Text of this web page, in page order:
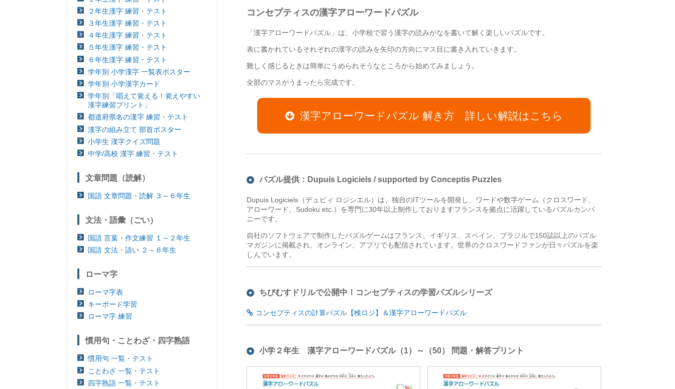
コンセプティスの漢字アローワードパズル
「漢字アローワードパズル」は、小学校で習う漢字の読みがなを書いて解く楽しいパズルです。
表に書かれているそれぞれの漢字の読みを矢印の方向にマス目に書き入れていきます。
難しく感じるときは簡単にうめられそうなところから始めてみましょう。
全部のマスがうまったら完成です。
漢字アローワードパズル 解き方 詳しい解説はこちら
パズル提供：Dupuis Logiciels / supported by Conceptis Puzzles
Dupuis Logiciels（デュピィ ロジシエル）は、独自のITツールを開発し、ワードや数字ゲーム（クロスワード、
アローワード、Sudoku etc.）を専門に30年以上制作しておりますフランスを拠点に活躍しているパズルカンパ
ニーです。
自社のソフトウェアで制作したパズルゲームはフランス、イギリス、スペイン、ブラジルで150誌以上のパズル
マガジンに掲載され、オンライン、アプリでも配信されています。世界のクロスワードファンが日々パズルを楽
しんでいます。
ちびむすドリルで公開中！コンセプティスの学習パズルシリーズ
コンセプティスの計算パズル【検ロジ】＆漢字アローワードパズル
小学２年生 漢字アローワードパズル（1）～（50） 問題・解答プリント
２年生漢字 練習・テスト
３年生漢字 練習・テスト
４年生漢字 練習・テスト
５年生漢字 練習・テスト
６年生漢字 練習・テスト
学年別 小学漢字 一覧表ポスター
学年別 小学漢字カード
学年別「唱えて覚える！覚えやすい
漢字練習プリント」
都道府県名の漢字 練習・テスト
漢字の組み立て 部首ポスター
小学生 漢字クイズ問題
中学/高校 漢字 練習・テスト
文章問題（読解）
国語 文章問題・読解 ３～６年生
文法・語彙（ごい）
国語 言葉・作文練習 １～２年生
国語 文法・語い ２～６年生
ローマ字
ローマ字表
キーボード学習
ローマ字 練習
慣用句・ことわざ・四字熟語
慣用句 一覧・テスト
ことわざ 一覧・テスト
四字熟語 一覧・テスト